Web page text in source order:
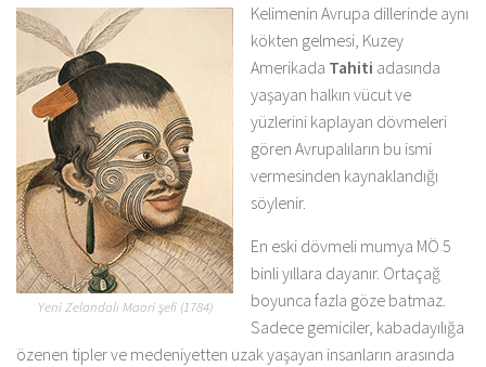
Yeni Zelandalı Maori şefi (1784)
Kelimenin Avrupa dillerinde aynı
kökten gelmesi, Kuzey
Amerikada Tahiti adasında
yaşayan halkın vücut ve
yüzlerini kaplayan dövmeleri
gören Avrupalıların bu ismi
vermesinden kaynaklandığı
söylenir.
En eski dövmeli mumya MÖ 5
binli yıllara dayanır. Ortaçağ
boyunca fazla göze batmaz.
Sadece gemiciler, kabadayılığa
özenen tipler ve medeniyetten uzak yaşayan insanların arasında